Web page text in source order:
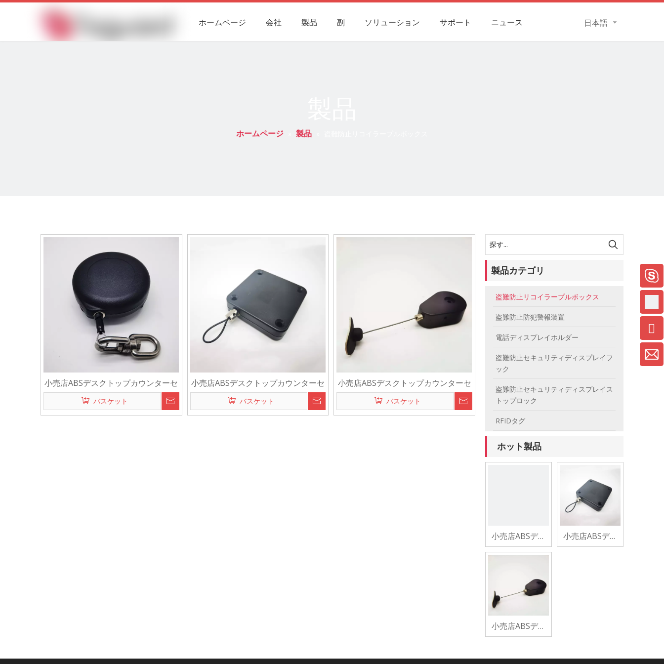
ホームページ 会社 製品 副 ソリューション サポート ニュース 日本語
ホームページ 製品
小売店ABSデスクトップカウンターセ
キュリティ盗難防止リトラクタブルデ
ィスプレイプルボックスリコイラーテ
ザー商品用
バスケット
小売店ABSデスクトップカウンターセ
キュリティ盗難防止リトラクタブルデ
ィスプレイプルボックスリコイラーテ
ザー商品用
バスケット
小売店ABSデスクトップカウンターセ
キュリティ盗難防止リトラクタブルデ
ィスプレイプルボックスリコイラーテ
ザー商品用
バスケット
製品カテゴリ
盗難防止リコイラープルボックス
盗難防止防犯警報装置
電話ディスプレイホルダー
盗難防止セキュリティディスプレイフ
ック
盗難防止セキュリティディスプレイス
トップロック
RFIDタグ
ホット製品
小売店ABSデス
クトップカウン
ターセキュリテ
ラクタブルディ
スプレイプルボ
ックスリコイラ
ーテザー商品用
小売店ABSデス
クトップカウン
小売店ABSデス
クトップカウン
ィ盗難防止リト